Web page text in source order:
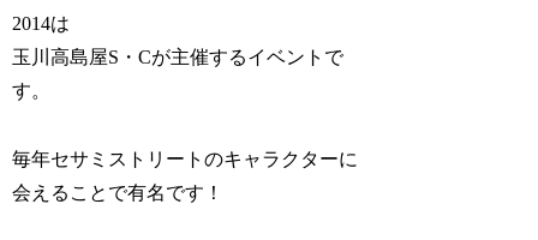
2014は
玉川高島屋S・Cが主催するイベントで
す。
毎年セサミストリートのキャラクターに
会えることで有名です！